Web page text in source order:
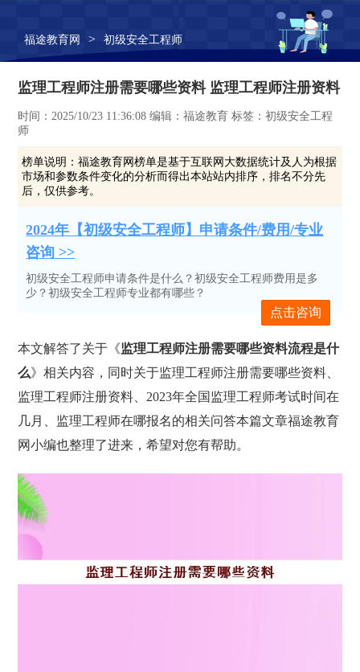
福途教育网 > 初级安全工程师
监理工程师注册需要哪些资料 监理工程师注册资料
时间：2025/10/23 11:36:08 编辑：福途教育 标签：初级安全工程
师
榜单说明：福途教育网榜单是基于互联网大数据统计及人为根据
市场和参数条件变化的分析而得出本站站内排序，排名不分先
后，仅供参考。
2024年【初级安全工程师】申请条件/费用/专业
咨询 >>
初级安全工程师申请条件是什么？初级安全工程师费用是多
少？初级安全工程师专业都有哪些？
点击咨询
本文解答了关于《监理工程师注册需要哪些资料流程是什
么》相关内容，同时关于监理工程师注册需要哪些资料、
监理工程师注册资料、2023年全国监理工程师考试时间在
几月、监理工程师在哪报名的相关问答本篇文章福途教育
网小编也整理了进来，希望对您有帮助。